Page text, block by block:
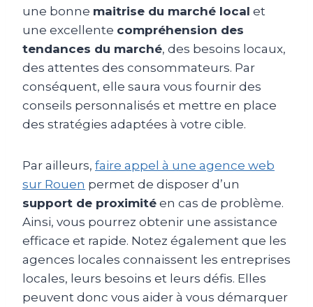
une bonne maitrise du marché local et
une excellente compréhension des
tendances du marché, des besoins locaux,
des attentes des consommateurs. Par
conséquent, elle saura vous fournir des
conseils personnalisés et mettre en place
des stratégies adaptées à votre cible.
Par ailleurs, faire appel à une agence web
sur Rouen permet de disposer d’un
support de proximité en cas de problème.
Ainsi, vous pourrez obtenir une assistance
efficace et rapide. Notez également que les
agences locales connaissent les entreprises
locales, leurs besoins et leurs défis. Elles
peuvent donc vous aider à vous démarquer